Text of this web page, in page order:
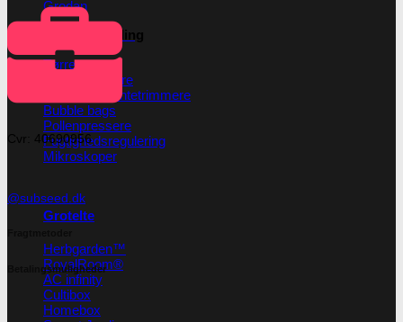
Grodan
Efterbehandling
Tørrenet
Plantetrimmere
Sakse og plantetrimmere
Bubble bags
Pollenpressere
Fugtighedsregulering
Mikroskoper
Grotelte
Herbgarden™
RoyalRoom®
AC infinity
Cultibox
Homebox
Cvr: 40690956
@subseed.dk
Betalingsmuligheder